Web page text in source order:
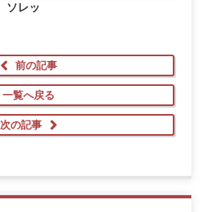
ソレッ
前の記事
一覧へ戻る
次の記事